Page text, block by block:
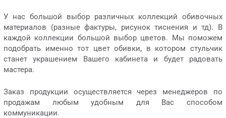
У нас большой выбор различных коллекций обивочных
материалов (разные фактуры, рисунок тиснения и тд). В
каждой коллекции большой выбор цветов. Мы поможем
подобрать именно тот цвет обивки, в котором стульчик
станет украшением Вашего кабинета и будет радовать
мастера.
Заказ продукции осуществляется через менеджеров по
продажам любым удобным для Вас способом
коммуникации.